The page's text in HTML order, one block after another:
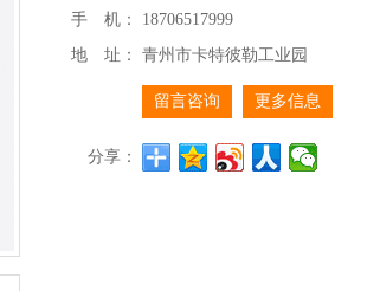
手 机：
18706517999
地 址：
青州市卡特彼勒工业园
留言咨询 更多信息
分享：